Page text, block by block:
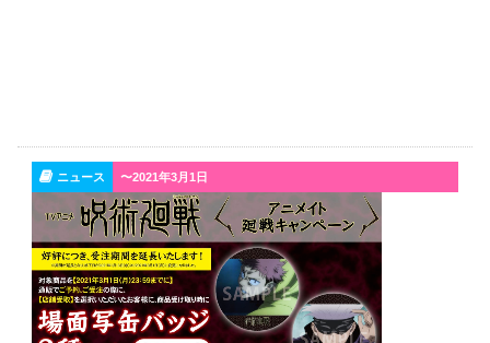
ニュース 〜2021年3月1日